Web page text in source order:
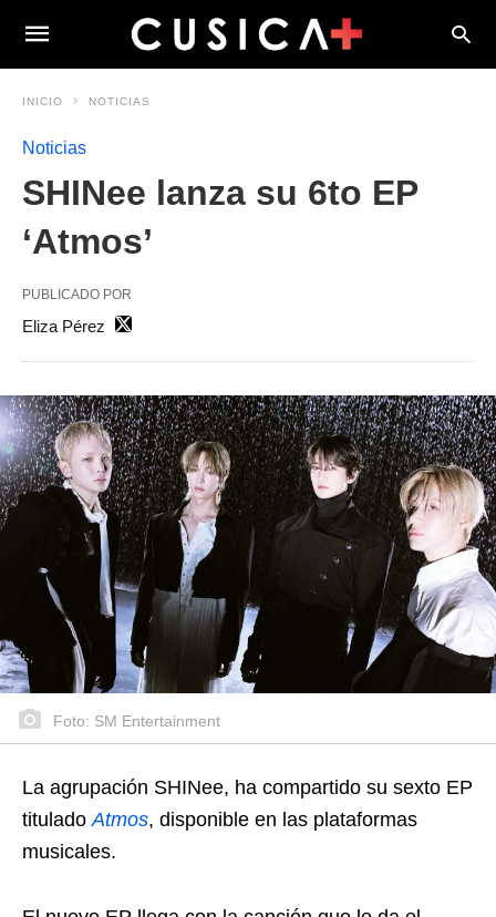
INICIO NOTICIAS
Noticias
SHINee lanza su 6to EP
‘Atmos’
PUBLICADO POR
Eliza Pérez
Foto: SM Entertainment
La agrupación SHINee, ha compartido su sexto EP
titulado Atmos, disponible en las plataformas
musicales.